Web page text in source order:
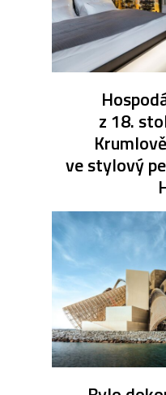
z 18.
ve stylový